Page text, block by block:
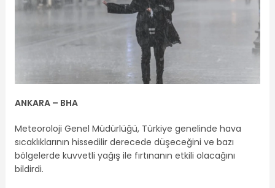
ANKARA – BHA
Meteoroloji Genel Müdürlüğü, Türkiye genelinde hava
sıcaklıklarının hissedilir derecede düşeceğini ve bazı
bölgelerde kuvvetli yağış ile fırtınanın etkili olacağını
bildirdi.